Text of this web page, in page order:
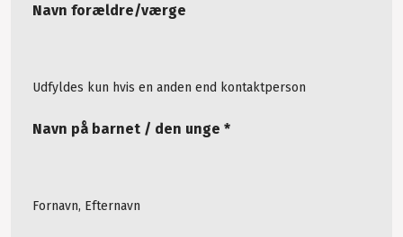
Navn forældre/værge
Udfyldes kun hvis en anden end kontaktperson
Navn på barnet / den unge *
Fornavn, Efternavn